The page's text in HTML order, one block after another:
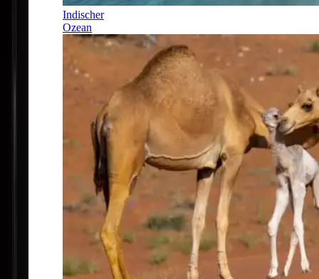
Indischer
Ozean